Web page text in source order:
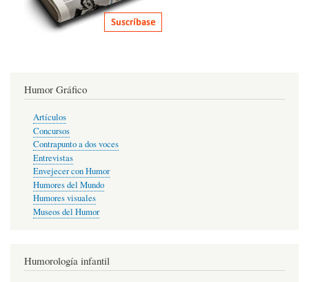
Humor Gráfico
Artículos
Concursos
Contrapunto a dos voces
Entrevistas
Envejecer con Humor
Humores del Mundo
Humores visuales
Museos del Humor
Humorología infantil